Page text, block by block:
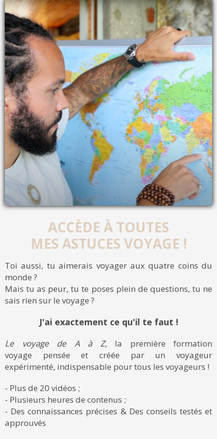
ACCÈDE À TOUTES
MES ASTUCES VOYAGE !
Toi aussi, tu aimerais voyager aux quatre coins du
monde ?
Mais tu as peur, tu te poses plein de questions, tu ne
sais rien sur le voyage ?
J'ai exactement ce qu'il te faut !
Le voyage de A à Z, la première formation
voyage pensée et créée par un voyageur
expérimenté, indispensable pour tous les voyageurs !
- Plus de 20 vidéos ;
- Plusieurs heures de contenus ;
- Des connaissances précises & Des conseils testés et
approuvés